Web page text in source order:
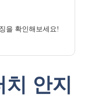
을 확인해보세요!
치 안지